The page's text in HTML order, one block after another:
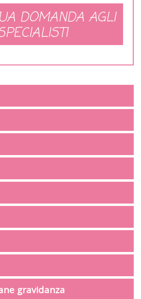
DOMANDA AGLI
gravidanza